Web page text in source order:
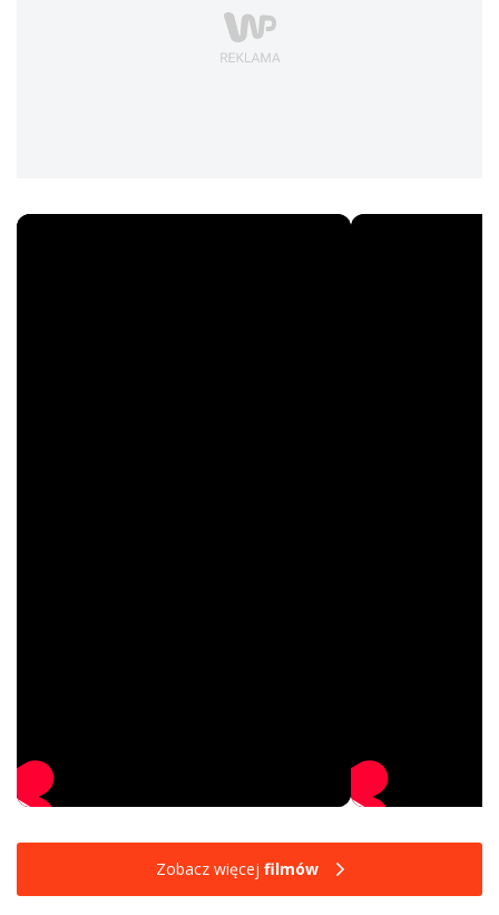
Zobacz więcej filmów